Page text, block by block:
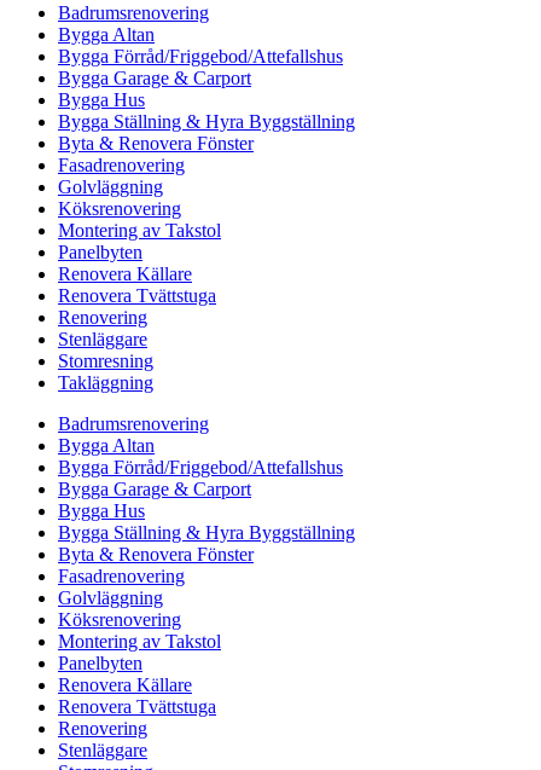
Badrumsrenovering
Bygga Altan
Bygga Förråd/Friggebod/Attefallshus
Bygga Garage & Carport
Bygga Hus
Bygga Ställning & Hyra Byggställning
Byta & Renovera Fönster
Fasadrenovering
Golvläggning
Köksrenovering
Montering av Takstol
Panelbyten
Renovera Källare
Renovera Tvättstuga
Renovering
Stenläggare
Stomresning
Takläggning
Badrumsrenovering
Bygga Altan
Bygga Förråd/Friggebod/Attefallshus
Bygga Garage & Carport
Bygga Hus
Bygga Ställning & Hyra Byggställning
Byta & Renovera Fönster
Fasadrenovering
Golvläggning
Köksrenovering
Montering av Takstol
Panelbyten
Renovera Källare
Renovera Tvättstuga
Renovering
Stenläggare